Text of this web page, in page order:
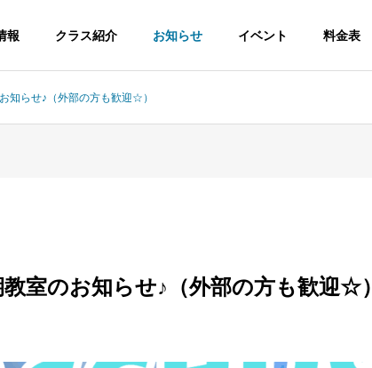
報 クラス紹介 お知らせ イベント 料金表
知らせ♪（外部の方も歓迎☆）
室のお知らせ♪（外部の方も歓迎☆）